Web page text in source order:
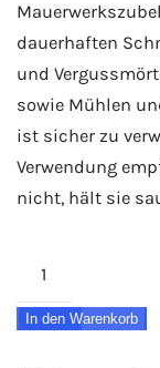
dauerhaften
und
sowie Mühlen
ist sicher zu
Verwendung
nicht, hält sie
derIn den Warenkorb